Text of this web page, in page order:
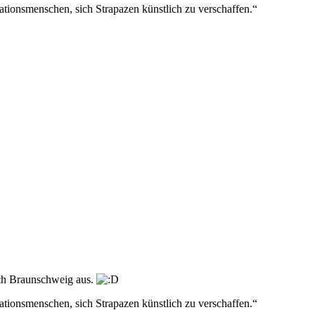
sich Strapazen künstlich zu verschaffen.“
Braunschweig aus.
sich Strapazen künstlich zu verschaffen.“